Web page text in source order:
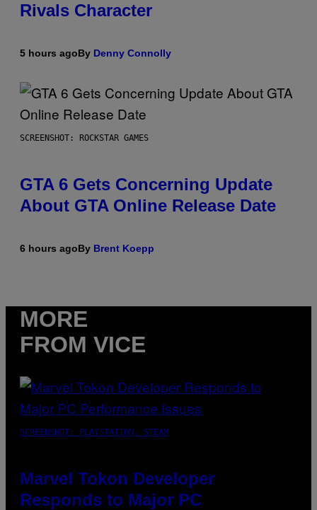
Rivals Character
5 hours agoBy Denny Connolly
SCREENSHOT: ROCKSTAR GAMES
GTA 6 Gets Concerning Update
About GTA Online Release Date
6 hours agoBy Brent Koepp
MORE
FROM VICE
SCREENSHOT: PLAYSTATION, STEAM
Marvel Tokon Developer
Responds to Major PC